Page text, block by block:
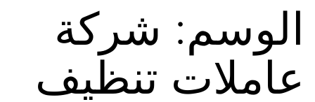
الوسم: شركة
عاملات تنظيف